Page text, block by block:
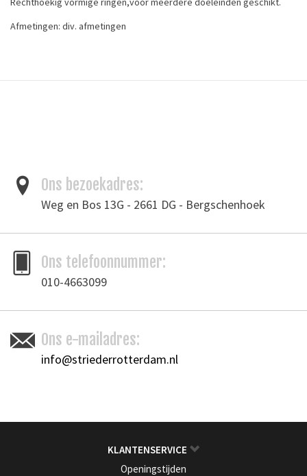
Afmetingen: div. afmetingen
Toevoegen om te vergelijken
Ons bezoekadres:
Weg en Bos 13G - 2661 DG - Bergschenhoek
Ons telefoonnummer:
010-4663099
Ons e-mailadres:
info@striederrotterdam.nl
KLANTENSERVICE
Openingstijden